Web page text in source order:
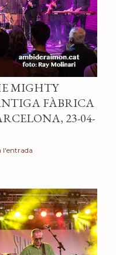
MIGHTY
FÀBRICA
23-04-
l'entrada